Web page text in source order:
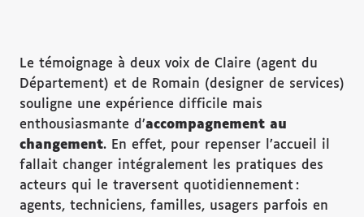
Le témoignage à deux voix de Claire (agent du
Département) et de Romain (designer de services)
souligne une expérience difficile mais
enthousiasmante d’accompagnement au
changement. En effet, pour repenser l’accueil il
fallait changer intégralement les pratiques des
acteurs qui le traversent quotidiennement :
agents, techniciens, familles, usagers parfois en